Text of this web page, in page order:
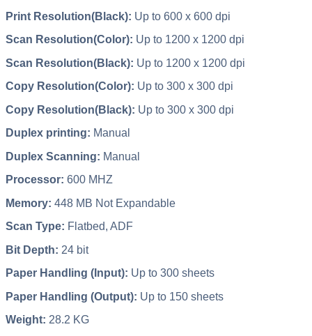
Print Resolution(Black): Up to 600 x 600 dpi
Scan Resolution(Color): Up to 1200 x 1200 dpi
Scan Resolution(Black): Up to 1200 x 1200 dpi
Copy Resolution(Color): Up to 300 x 300 dpi
Copy Resolution(Black): Up to 300 x 300 dpi
Duplex printing: Manual
Duplex Scanning: Manual
Processor: 600 MHZ
Memory: 448 MB Not Expandable
Scan Type: Flatbed, ADF
Bit Depth: 24 bit
Paper Handling (Input): Up to 300 sheets
Paper Handling (Output): Up to 150 sheets
Weight: 28.2 KG